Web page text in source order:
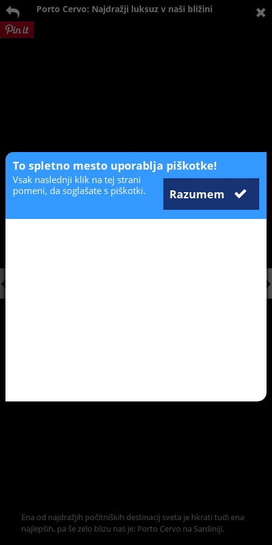
Porto Cervo: Najdražji luksuz v naši bližini
Ena od najdražjih počitniških destinacij sveta je hkrati tudi ena
najlepših, pa še zelo blizu nas je: Porto Cervo na Sardiniji.
To spletno mesto uporablja piškotke!
Razumem
Vsak naslednji klik na tej strani
pomeni, da soglašate s piškotki.